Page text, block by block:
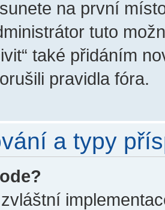
na první
tuto
také přidáním
pravidla fóra.
a typy